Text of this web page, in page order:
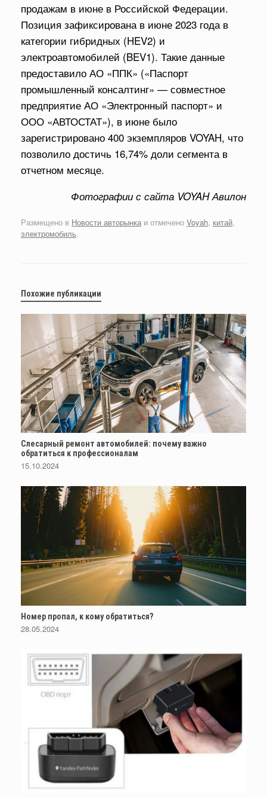
продажам в июне в Российской Федерации.
Позиция зафиксирована в июне 2023 года в
категории гибридных (HEV2) и
электроавтомобилей (BEV1). Такие данные
предоставило АО «ППК» («Паспорт
промышленный консалтинг» — совместное
предприятие АО «Электронный паспорт» и
ООО «АВТОСТАТ»), в июне было
зарегистрировано 400 экземпляров VOYAH, что
позволило достичь 16,74% доли сегмента в
отчетном месяце.
Фотографии с сайта VOYAH Авилон
Размещено в Новости авторынка и отмечено Voyah, китай,
электромобиль.
Похожие публикации
Слесарный ремонт автомобилей: почему важно
обратиться к профессионалам
15.10.2024
Номер пропал, к кому обратиться?
28.05.2024